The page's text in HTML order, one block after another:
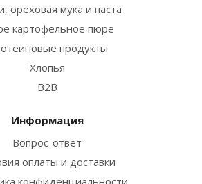
ореховая мука и паста
картофельное пюре
продукты
Хлопья
B2B
Информация
Вопрос-ответ
оплаты и доставки
конфиденциальности